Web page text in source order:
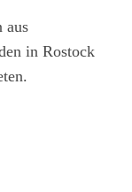
aus
in Rostock